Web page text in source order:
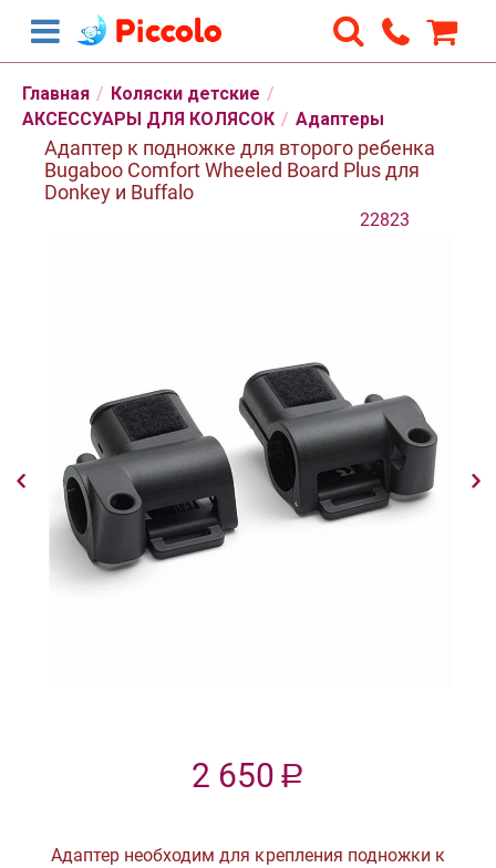
Главная / Коляски детские /
АКСЕССУАРЫ ДЛЯ КОЛЯСОК / Адаптеры
Адаптер к подножке для второго ребенка
Bugaboo Comfort Wheeled Board Plus для
Donkey и Buffalo
22823
2 650 Р
Адаптер необходим для крепления подножки к